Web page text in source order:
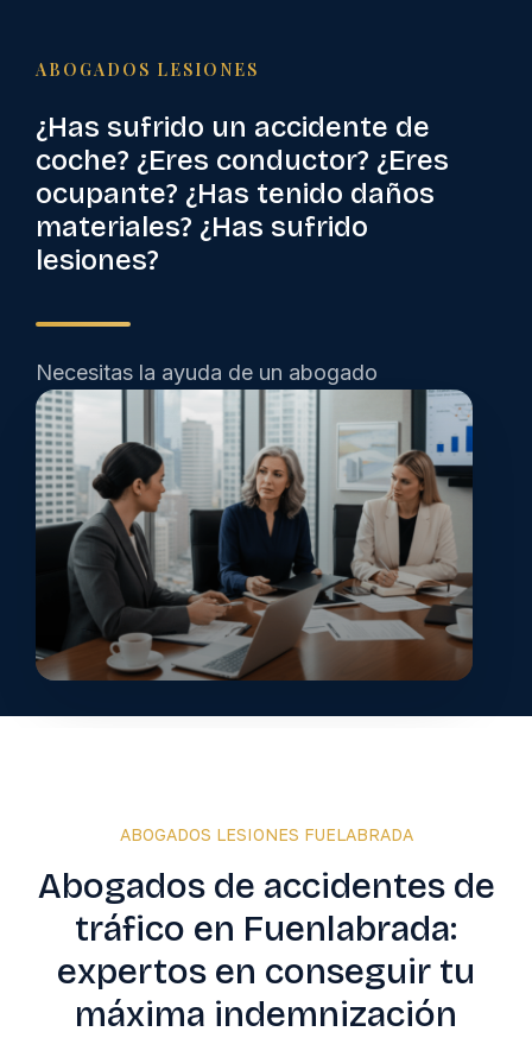
ABOGADOS LESIONES
¿Has sufrido un accidente de
coche? ¿Eres conductor? ¿Eres
ocupante? ¿Has tenido daños
materiales? ¿Has sufrido
lesiones?
Necesitas la ayuda de un abogado
ABOGADOS LESIONES FUELABRADA
Abogados de accidentes de
tráfico en Fuenlabrada:
expertos en conseguir tu
máxima indemnización